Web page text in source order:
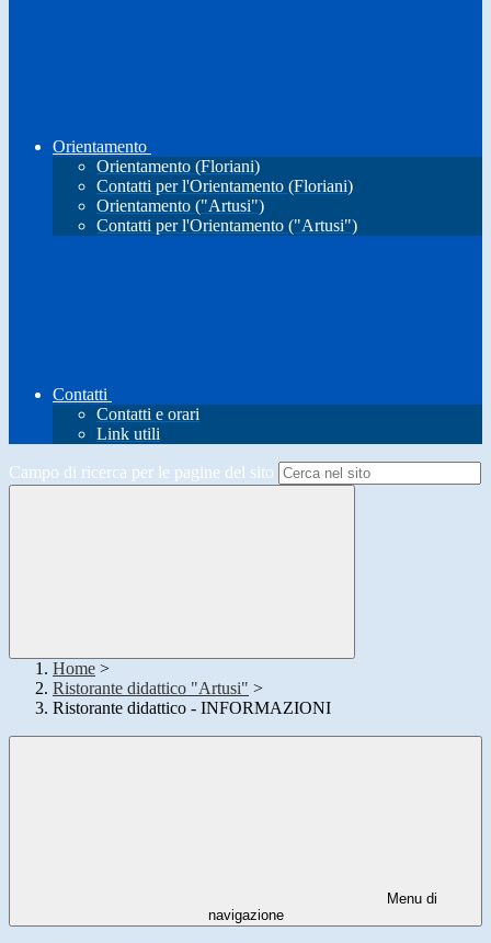
Orientamento
Orientamento (Floriani)
Contatti per l'Orientamento (Floriani)
Orientamento ("Artusi")
Contatti per l'Orientamento ("Artusi")
Contatti
Contatti e orari
Link utili
Campo di ricerca per le pagine del sito
Home >
Ristorante didattico "Artusi" >
Ristorante didattico - INFORMAZIONI
Menu di
navigazione